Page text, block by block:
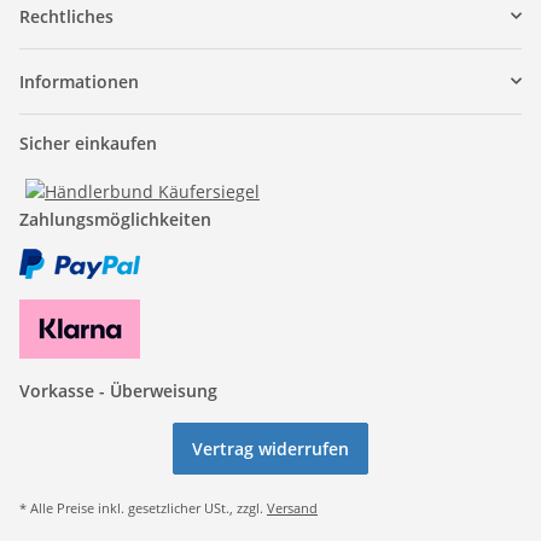
Rechtliches
Informationen
Sicher einkaufen
Zahlungsmöglichkeiten
Vorkasse - Überweisung
Vertrag widerrufen
* Alle Preise inkl. gesetzlicher USt., zzgl. Versand